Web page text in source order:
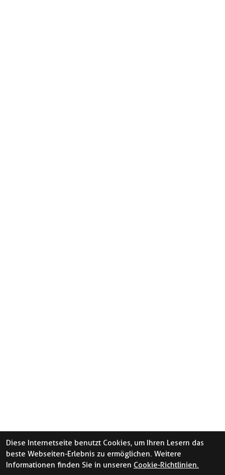
Diese Internetseite benutzt Cookies, um Ihren Lesern das
beste Webseiten-Erlebnis zu ermöglichen. Weitere
Informationen finden Sie in unseren Cookie-Richtlinien.